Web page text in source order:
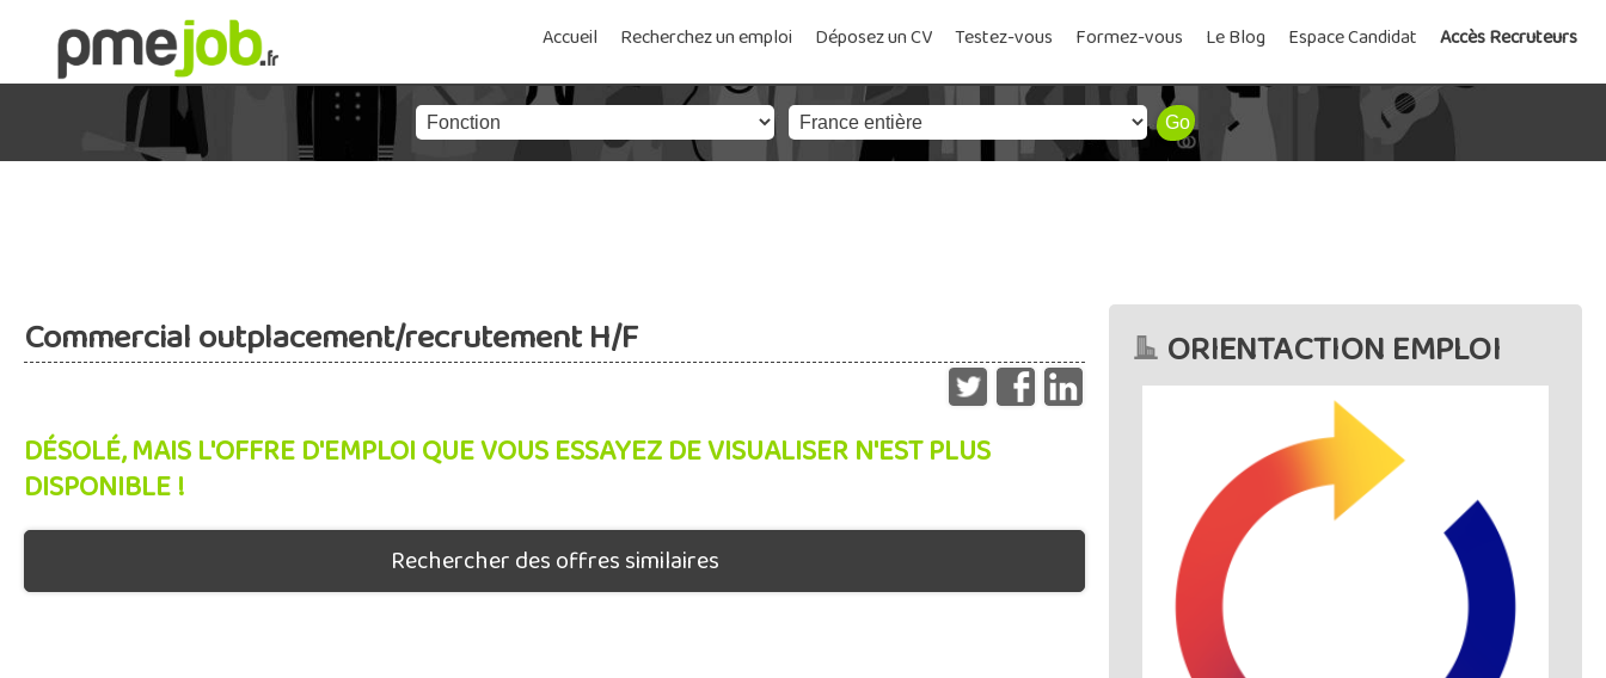
Accueil Recherchez un emploi Déposez un CV Testez-vous Formez-vous Le Blog Espace Candidat Accès Recruteurs
Commercial outplacement/recrutement H/F
DÉSOLÉ, MAIS L'OFFRE D'EMPLOI QUE VOUS ESSAYEZ DE VISUALISER N'EST PLUS
DISPONIBLE !
Rechercher des offres similaires
ORIENTACTION EMPLOI